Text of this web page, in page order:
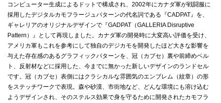
コンピューター生成によるドットで構成され、2002年にカナダ軍が戦闘服に
採用したデジタルカモフラージュパターンの代名詞である『CADPAT』を、
ギャレリアのオリジナルデザインで『GADPAT（GALLERIA Disruptive
Pattern）』として再現しました。カナダ軍の開発時に大変高い評価を受け、
アメリカ軍もこれを参考にして独自のデジカモを開発したほど大きな影響を
与えた存在感のあるグラフィックパターンを、冠（カブセ）裏や前締めベル
ト、反射材などに採用した、今までに無かった新しいデザインのランドセル
です。冠（カブセ）表側にはクラシカルな雰囲気のエンブレム（紋章）の形
をステッチワークで表現。森や砂漠、市街地など、どんな環境にも溶け込む
ようデザインされ、そのステルス効果で身を守るために開発されたカモフラ